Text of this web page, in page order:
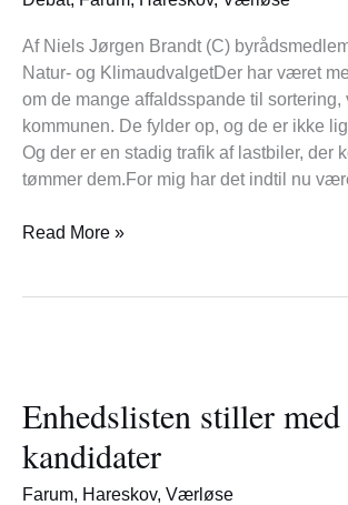
Af Niels Jørgen Brandt (C)
Natur- og KlimaudvalgetDer har været
om de mange affaldsspande til sortering,
kommunen. De fylder op, og de er ikke
Og der er en stadig trafik af lastbiler, der
tømmer dem.For mig har det indtil nu
vi
sorterer
affald?
Read More »
Enhedslisten stiller
kandidater
Farum, Hareskov, Værløse
med
12
kandidater